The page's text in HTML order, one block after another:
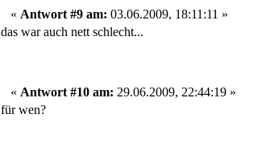
« Antwort #9 am: 03.06.2009, 18:11:11 »
das war auch nett schlecht...
« Antwort #10 am: 29.06.2009, 22:44:19 »
für wen?